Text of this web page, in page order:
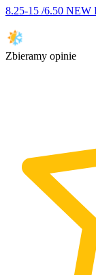
8.25-15 /6.50 NEW
Zbieramy opinie